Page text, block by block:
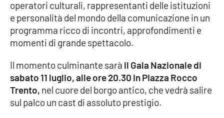
Politica
Sanità
Sport
operatori culturali, rappresentanti delle istituzioni
e personalità del mondo della comunicazione in un
programma ricco di incontri, approfondimenti e
momenti di grande spettacolo.
Il momento culminante sarà il Gala Nazionale di
sabato 11 luglio, alle ore 20.30 in Piazza Rocco
Trento, nel cuore del borgo antico, che vedrà salire
sul palco un cast di assoluto prestigio.